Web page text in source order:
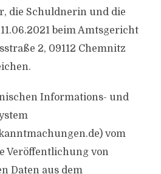
die Schuldnerin und die
beim Amtsgericht
2, 09112 Chemnitz
Informations- und
vom
Veröffentlichung von
Daten aus dem